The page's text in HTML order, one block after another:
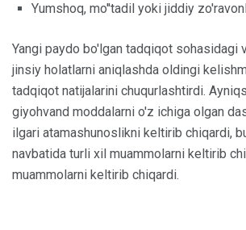
Yumshoq, mo''tadil yoki jiddiy
Yangi paydo bo'lgan tadqiqot sohasidagi
jinsiy holatlarni aniqlashda oldingi
tadqiqot natijalarini chuqurlashtirdi.
giyohvand moddalarni o'z ichiga olgan
ilgari atamashunoslikni keltirib chiqardi,
navbatida turli xil muammolarni keltirib
muammolarni keltirib chiqardi.